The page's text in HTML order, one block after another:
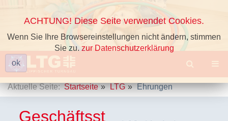
ACHTUNG! Diese Seite verwendet Cookies.
Wenn Sie Ihre Browsereinstellungen nicht ändern, stimmen
Sie zu.zur Datenschutzerklärung
ok
Aktuelle Seite:Startseite LTG Ehrungen
Geschäftsst